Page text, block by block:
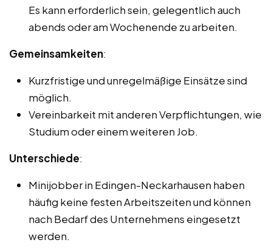
Es kann erforderlich sein, gelegentlich auch
abends oder am Wochenende zu arbeiten.
Gemeinsamkeiten:
Kurzfristige und unregelmäßige Einsätze sind
möglich.
Vereinbarkeit mit anderen Verpflichtungen, wie
Studium oder einem weiteren Job.
Unterschiede:
Minijobber in Edingen-Neckarhausen haben
häufig keine festen Arbeitszeiten und können
nach Bedarf des Unternehmens eingesetzt
werden.